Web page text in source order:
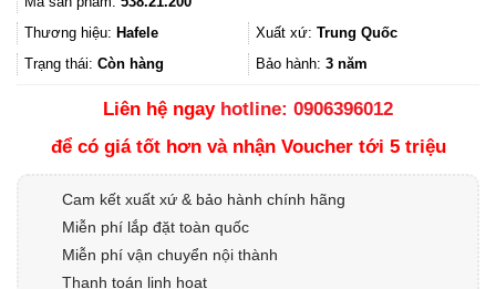
20.820.800₫.là:
Thương hiệu: Hafele Xuất xứ: Trung Quốc
Trạng thái: Còn hàng Bảo hành: 3 năm
Liên hệ ngay hotline: 0906396012
để có giá tốt hơn và nhận Voucher tới 5 triệu
Cam kết xuất xứ & bảo hành chính hãng
Miễn phí lắp đặt toàn quốc
Miễn phí vận chuyển nội thành
Thanh toán linh hoạt